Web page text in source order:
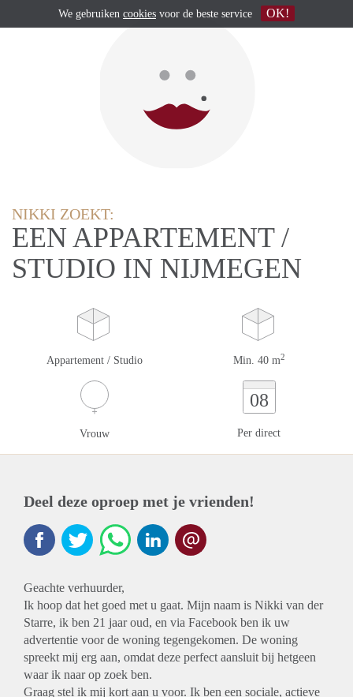
NIKKI ZOEKT:
EEN APPARTEMENT /
STUDIO IN NIJMEGEN
Appartement / Studio Min. 40 m2
Vrouw
08
Per direct
Deel deze oproep met je vrienden!
Geachte verhuurder,
Ik hoop dat het goed met u gaat. Mijn naam is Nikki van der
Starre, ik ben 21 jaar oud, en via Facebook ben ik uw
advertentie voor de woning tegengekomen. De woning
spreekt mij erg aan, omdat deze perfect aansluit bij hetgeen
waar ik naar op zoek ben.
Graag stel ik mij kort aan u voor. Ik ben een sociale, actieve
We gebruiken cookies voor de beste service OK!